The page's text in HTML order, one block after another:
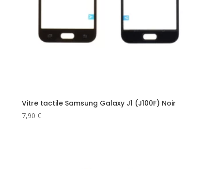
Vitre tactile Samsung Galaxy J1 (J100F) Noir
7,90 €